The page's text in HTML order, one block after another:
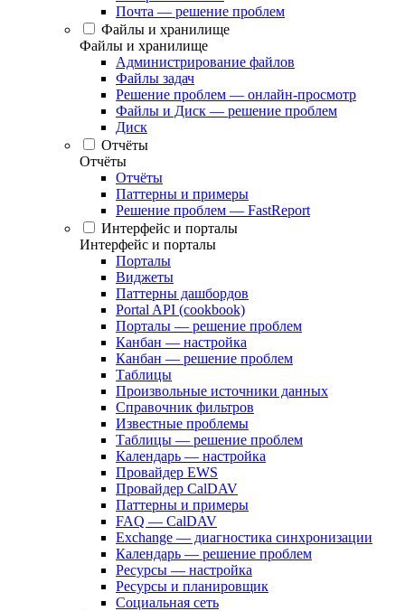
Почта — решение проблем
Файлы и хранилище
Файлы и хранилище
Администрирование файлов
Файлы задач
Решение проблем — онлайн-просмотр
Файлы и Диск — решение проблем
Диск
Отчёты
Отчёты
Отчёты
Паттерны и примеры
Решение проблем — FastReport
Интерфейс и порталы
Интерфейс и порталы
Порталы
Виджеты
Паттерны дашбордов
Portal API (cookbook)
Порталы — решение проблем
Канбан — настройка
Канбан — решение проблем
Таблицы
Произвольные источники данных
Справочник фильтров
Известные проблемы
Таблицы — решение проблем
Календарь — настройка
Провайдер EWS
Провайдер CalDAV
Паттерны и примеры
FAQ — CalDAV
Exchange — диагностика синхронизации
Календарь — решение проблем
Ресурсы — настройка
Ресурсы и планировщик
Социальная сеть